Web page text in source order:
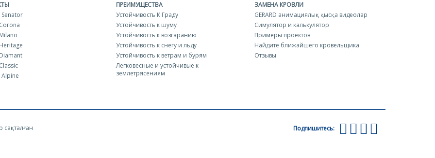
Senator
Alpine
ПРЕИМУЩЕСТВА
Устойчивость К Граду
Устойчивость к шуму
Устойчивость к возгаранию
Устойчивость к снегу и льду
Устойчивость к ветрам и бурям
Легковесные и устойчивые к
землетрясениям
ЗАМЕНА КРОВЛИ
GERARD анимациялық қысқа видеолар
Симулятор и калькулятор
Примеры проектов
Найдите ближайшего кровельщика
Отзывы
сақталған Подпишитесь: